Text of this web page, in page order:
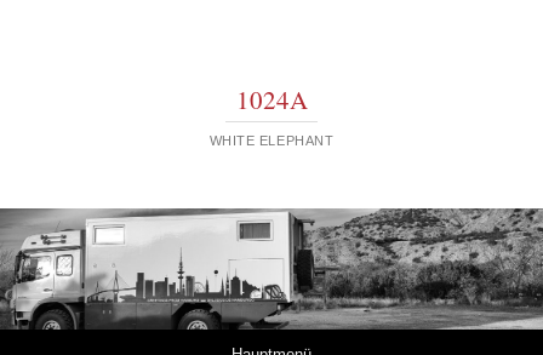
1024A
WHITE ELEPHANT